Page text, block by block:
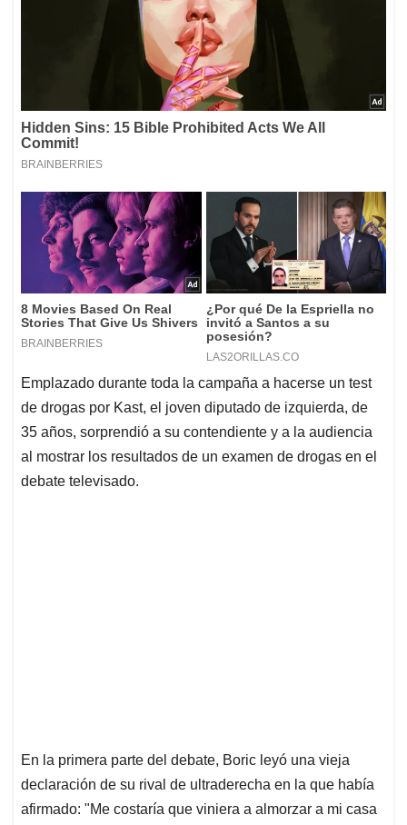
Emplazado durante toda la campaña a hacerse un test
de drogas por Kast, el joven diputado de izquierda, de
35 años, sorprendió a su contendiente y a la audiencia
al mostrar los resultados de un examen de drogas en el
debate televisado.
En la primera parte del debate, Boric leyó una vieja
declaración de su rival de ultraderecha en la que había
afirmado: "Me costaría que viniera a almorzar a mi casa